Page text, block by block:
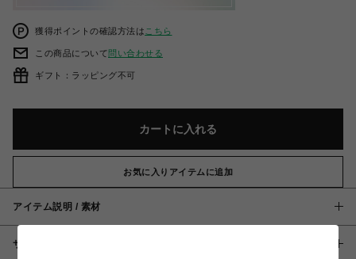
獲得ポイントの確認方法は こちら
この商品について問い合わせる
ギフト：ラッピング不可
カートに入れる
お気に入りアイテムに追加
アイテム説明 / 素材
サイズ